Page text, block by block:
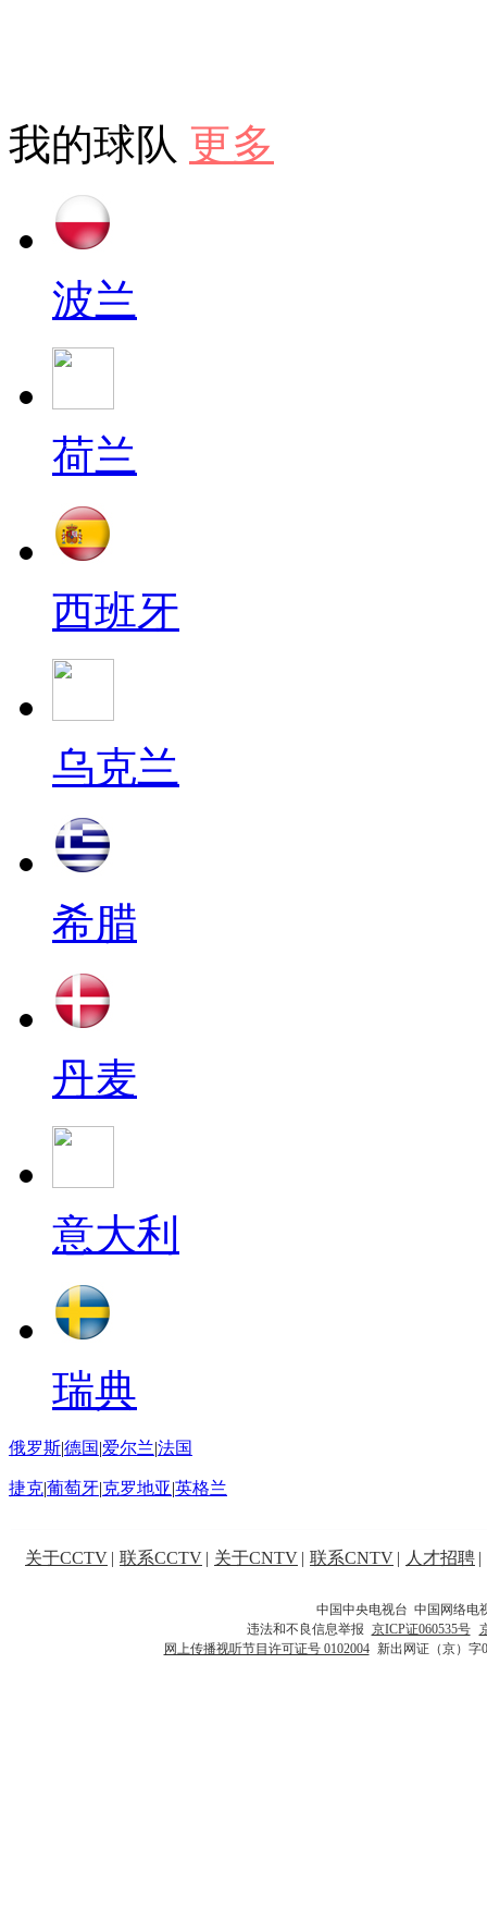
我的球队 更多
波兰
荷兰
西班牙
乌克兰
希腊
丹麦
意大利
瑞典
俄罗斯|德国|爱尔兰|法国
捷克|葡萄牙|克罗地亚|英格兰
关于CCTV | 联系CCTV | 关于CNTV | 联系CNTV | 人才招聘 |
中国中央电视台 中国网络电
违法和不良信息举报 京ICP证060535号
网上传播视听节目许可证号 0102004 新出网证（京）